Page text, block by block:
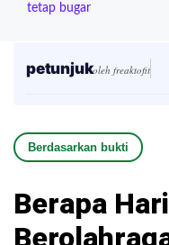
tetap bugar
petunjukoleh freaktofit
Berdasarkan bukti
Berapa